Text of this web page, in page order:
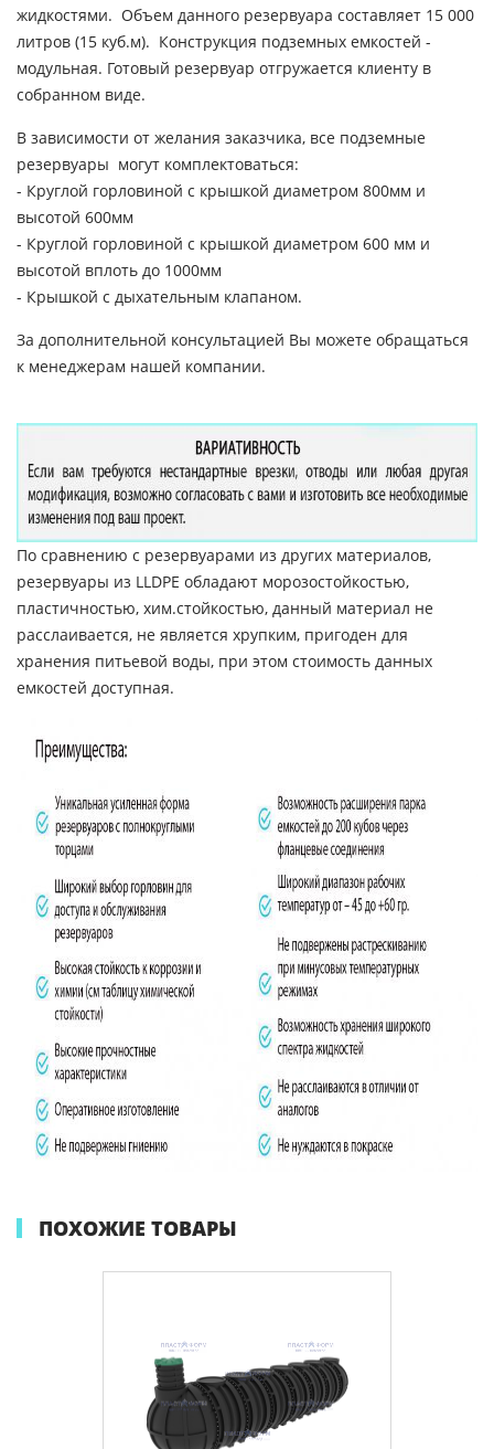
жидкостями. Объем данного резервуара составляет 15 000
литров (15 куб.м). Конструкция подземных емкостей -
модульная. Готовый резервуар отгружается клиенту в
собранном виде.
В зависимости от желания заказчика, все подземные
резервуары могут комплектоваться:
- Круглой горловиной с крышкой диаметром 800мм и
высотой 600мм
- Круглой горловиной с крышкой диаметром 600 мм и
высотой вплоть до 1000мм
- Крышкой с дыхательным клапаном.
За дополнительной консультацией Вы можете обращаться
к менеджерам нашей компании.
По сравнению с резервуарами из других материалов,
резервуары из LLDPE обладают морозостойкостью,
пластичностью, хим.стойкостью, данный материал не
расслаивается, не является хрупким, пригоден для
хранения питьевой воды, при этом стоимость данных
емкостей доступная.
ПОХОЖИЕ ТОВАРЫ